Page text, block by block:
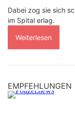
Dabei zog sie sich
im Spital erlag.
Weiterlesen
EMPFEHLUNGEN